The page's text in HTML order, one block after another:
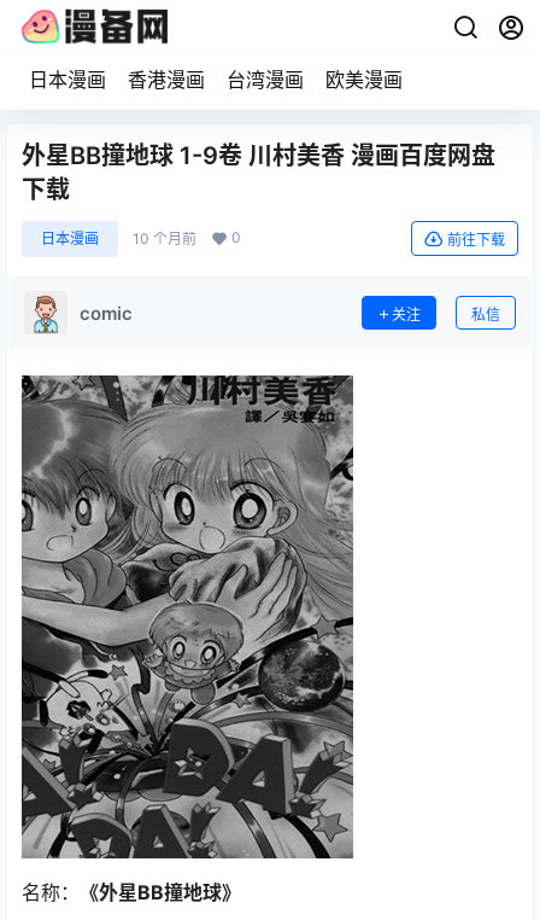
日本漫画 香港漫画 台湾漫画 欧美漫画
外星BB撞地球 1-9卷 川村美香 漫画百度网盘
下载
日本漫画 10 个月前 0 前往下载
comic 关注 私信
名称： 《外星BB撞地球》